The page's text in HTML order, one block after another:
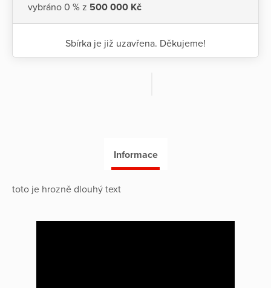
vybráno 0 % z 500 000 Kč
Sbírka je již uzavřena. Děkujeme!
Informace
toto je hrozně dlouhý text